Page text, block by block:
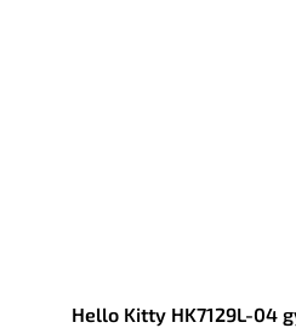
Hello Kitty HK7129L-04